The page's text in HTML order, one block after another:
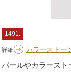
1491.
詳細 カラーストー
パールやカラースト